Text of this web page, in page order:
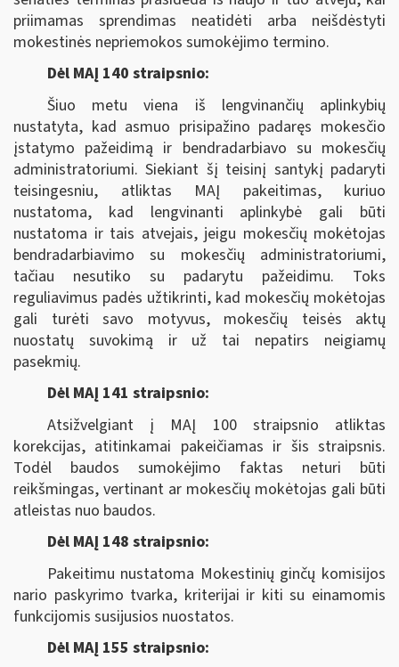
priimamas sprendimas neatidėti arba neišdėstyti
mokestinės nepriemokos sumokėjimo termino.
Dėl MAĮ 140 straipsnio:
Šiuo metu viena iš lengvinančių aplinkybių
nustatyta, kad asmuo prisipažino padaręs mokesčio
įstatymo pažeidimą ir bendradarbiavo su mokesčių
administratoriumi. Siekiant šį teisinį santykį padaryti
teisingesniu, atliktas MAĮ pakeitimas, kuriuo
nustatoma, kad lengvinanti aplinkybė gali būti
nustatoma ir tais atvejais, jeigu mokesčių mokėtojas
bendradarbiavimo su mokesčių administratoriumi,
tačiau nesutiko su padarytu pažeidimu. Toks
reguliavimus padės užtikrinti, kad mokesčių mokėtojas
gali turėti savo motyvus, mokesčių teisės aktų
nuostatų suvokimą ir už tai nepatirs neigiamų
pasekmių.
Dėl MAĮ 141 straipsnio:
Atsižvelgiant į MAĮ 100 straipsnio atliktas
korekcijas, atitinkamai pakeičiamas ir šis straipsnis.
Todėl baudos sumokėjimo faktas neturi būti
reikšmingas, vertinant ar mokesčių mokėtojas gali būti
atleistas nuo baudos.
Dėl MAĮ 148 straipsnio:
Pakeitimu nustatoma Mokestinių ginčų komisijos
nario paskyrimo tvarka, kriterijai ir kiti su einamomis
funkcijomis susijusios nuostatos.
Dėl MAĮ 155 straipsnio: